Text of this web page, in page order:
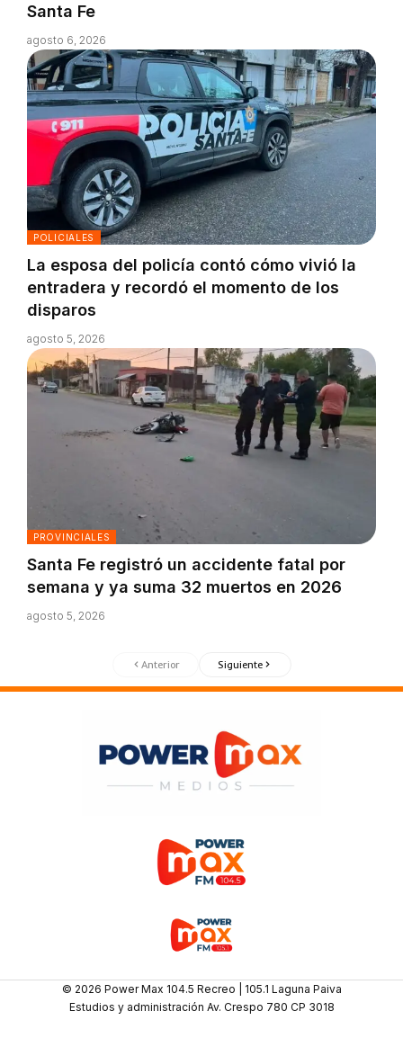
Santa Fe
agosto 6, 2026
POLICIALES
La esposa del policía contó cómo vivió la
entradera y recordó el momento de los
disparos
agosto 5, 2026
PROVINCIALES
Santa Fe registró un accidente fatal por
semana y ya suma 32 muertos en 2026
agosto 5, 2026
Anterior Siguiente
© 2026 Power Max 104.5 Recreo | 105.1 Laguna Paiva
Estudios y administración Av. Crespo 780 CP 3018